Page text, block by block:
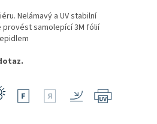
Nelámavý a UV stabilní
provést samolepící 3M fólií